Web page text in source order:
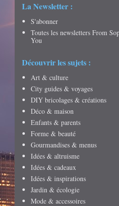
La Newsletter :
S'abonner
Toutes les newsletters From
You
Découvrir les sujets :
Art & culture
City guides & voyages
DIY bricolages & créations
Déco & maison
Enfants & parents
Forme & beauté
Gourmandises & menus
Idées & altruisme
Idées & cadeaux
Idées & inspirations
Jardin & écologie
Mode & accessoires